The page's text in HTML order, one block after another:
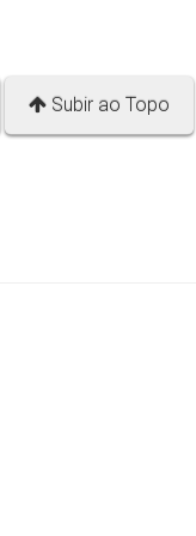
Subir ao Topo